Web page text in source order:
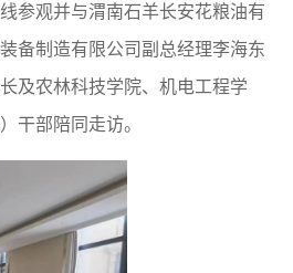
参观并与渭南石羊长安花粮油有
备制造有限公司副总经理李海东
及农林科技学院、机电工程学
干部陪同走访。